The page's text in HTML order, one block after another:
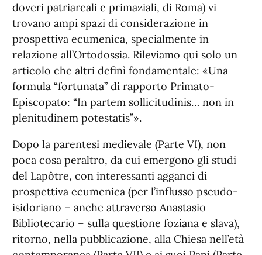
doveri patriarcali e primaziali, di Roma) vi
trovano ampi spazi di considerazione in
prospettiva ecumenica, specialmente in
relazione all’Ortodossia. Rileviamo qui solo un
articolo che altri definì fondamentale: «Una
formula “fortunata” di rapporto Primato-
Episcopato: “In partem sollicitudinis… non in
plenitudinem potestatis”».
Dopo la parentesi medievale (Parte VI), non
poca cosa peraltro, da cui emergono gli studi
del Lapôtre, con interessanti agganci di
prospettiva ecumenica (per l’influsso pseudo-
isidoriano – anche attraverso Anastasio
Bibliotecario – sulla questione foziana e slava),
ritorno, nella pubblicazione, alla Chiesa nell’età